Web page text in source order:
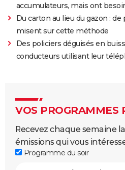
accumulateurs, mais ont
Du carton au lieu du gazon :
misent sur cette méthode
Des policiers déguisés en
conducteurs utilisant leur
VOS PROGRAMMES
Recevez chaque semaine
émissions qui vous
Programme du soir